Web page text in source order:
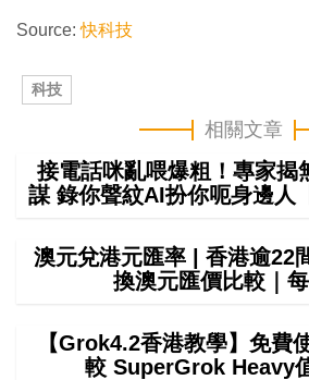
Source:快科技
科技
相關文章
接電話咪亂喂爆粗！專家揭
謀 錄你聲紋AI扮你呃身邊人
澳元兌港元匯率 | 香港逾22
換澳元匯價比較｜
【Grok4.2香港教學】免費
較 SuperGrok Heavy